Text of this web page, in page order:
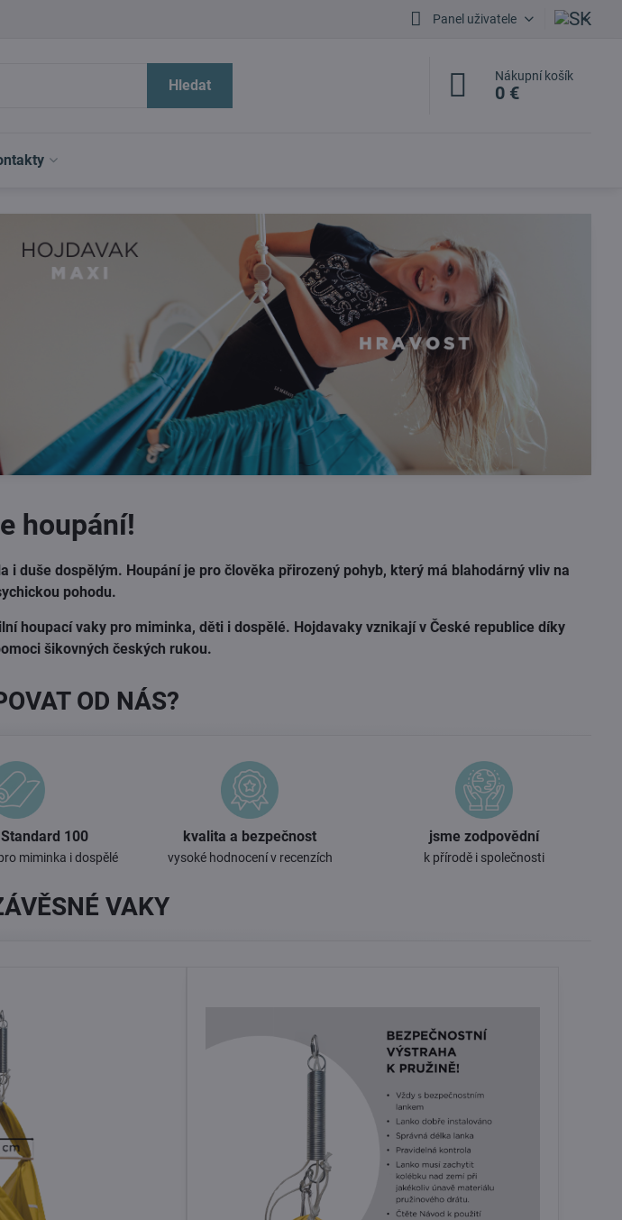
Panel uživatele
Hledat
Nákupní košík
0 €
houpání!
duše dospělým. Houpání je pro člověka přirozený pohyb, který má blahodárný vliv na
pohodu.
houpací vaky pro miminka, děti i dospělé. Hojdavaky vznikají v České republice díky
šikovných českých rukou.
OD NÁS?
100
miminka i dospělé
kvalita a bezpečnost
vysoké hodnocení v recenzích
jsme zodpovědní
k přírodě i společnosti
VAKY